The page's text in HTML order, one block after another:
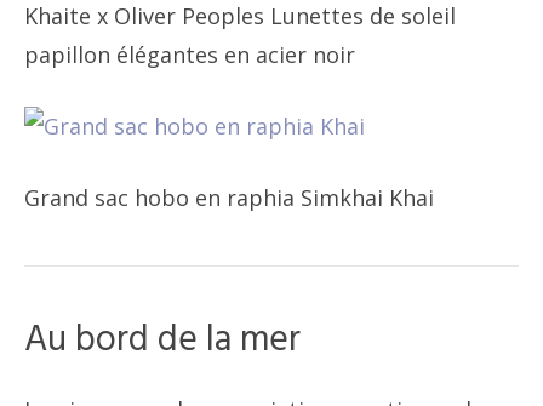
Khaite x Oliver Peoples Lunettes de soleil
papillon élégantes en acier noir
Grand sac hobo en raphia Simkhai Khai
Au bord de la mer